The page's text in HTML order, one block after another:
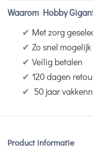
Waarom Hobby
✔ Met zorg
✔ Zo snel
✔ Veilig betalen
✔ 120 dagen
✔ 50 jaar
Product informatie